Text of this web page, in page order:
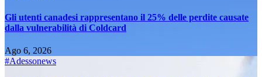
Gli utenti canadesi rappresentano il 25% delle perdite causate
dalla vulnerabilità di Coldcard
Ago 6, 2026
#Adessonews